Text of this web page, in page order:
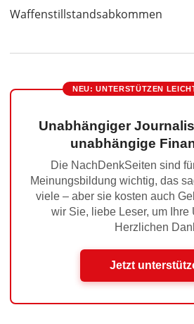
Waffenstillstandsabkommen
NEU: UNTERSTÜTZEN
Unabhängiger
unabhängige
Die NachDenkSeiten sind
Meinungsbildung wichtig, das
viele – aber sie kosten auch
wir Sie, liebe Leser, um Ihre
Herzlichen
Jetzt